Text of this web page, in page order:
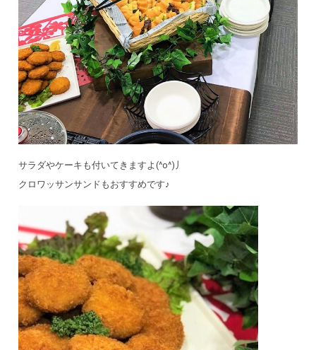
サラダやケーキも付いてきますよ(^o^)丿
クロワッサンサンドもおすすめです♪